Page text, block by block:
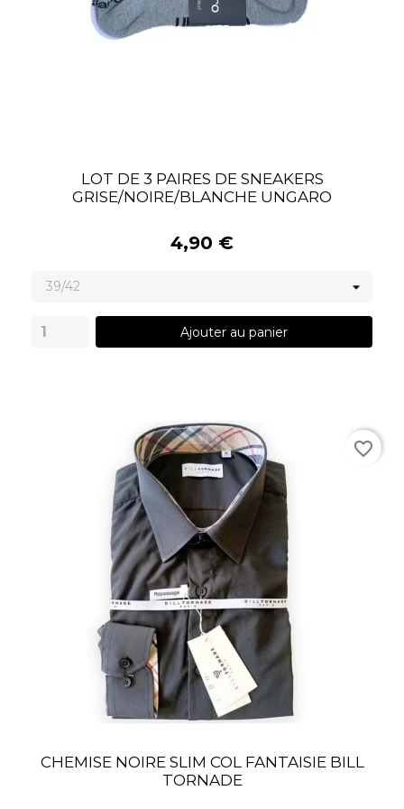
LOT DE 3 PAIRES DE SNEAKERS
GRISE/NOIRE/BLANCHE UNGARO
4,90 €
Ajouter au panier
CHEMISE NOIRE SLIM COL FANTAISIE BILL
TORNADE
favorite_border